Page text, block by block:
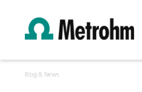
Blog & News